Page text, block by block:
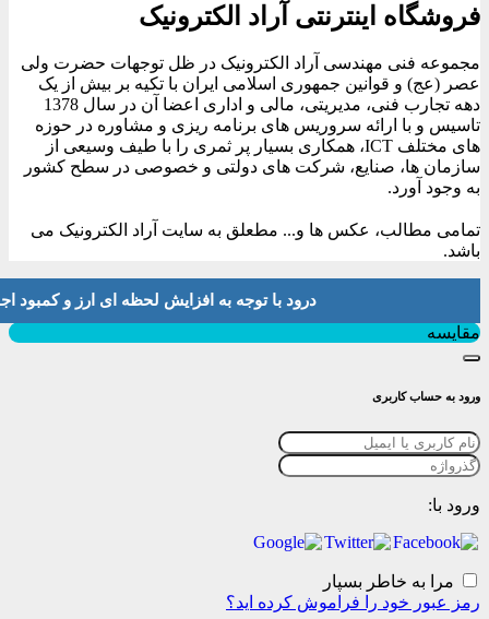
فروشگاه اینترنتی آراد الکترونیک
مجموعه فنی مهندسی آراد الکترونیک در ظل توجهات حضرت ولی
عصر (عج) و قوانین جمهوری اسلامی ایران با تکیه بر بیش از یک
دهه تجارب فنی، مدیریتی، مالی و اداری اعضا آن در سال 1378
تاسیس و با ارائه سروریس های برنامه ریزی و مشاوره در حوزه
های مختلف ICT، همکاری بسیار پر ثمری را با طیف وسیعی از
سازمان ها، صنایع، شرکت های دولتی و خصوصی در سطح کشور
به وجود آورد.
تمامی مطالب، عکس ها و... مطعلق به سایت آراد الکترونیک می
باشد.
درود با توجه به افزایش لحظه ای ارز و کمبود اجناس لطفا موجودی
مقایسه
ورود به حساب کاربری
ورود با:
مرا به خاطر بسپار
رمز عبور خود را فراموش کرده اید؟